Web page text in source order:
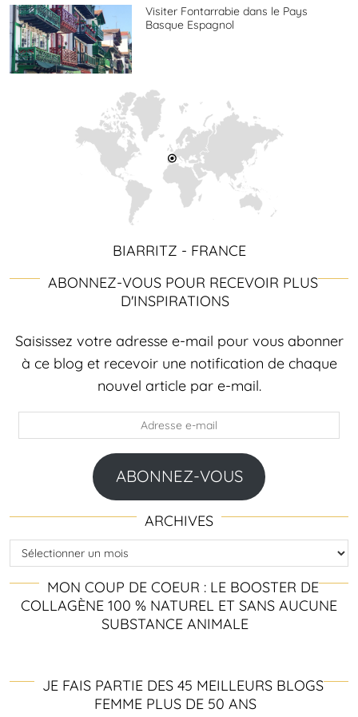
Visiter Fontarrabie dans le Pays
Basque Espagnol
BIARRITZ - FRANCE
ABONNEZ-VOUS POUR RECEVOIR PLUS
D'INSPIRATIONS
Saisissez votre adresse e-mail pour vous abonner
à ce blog et recevoir une notification de chaque
nouvel article par e-mail.
e-
ABONNEZ-VOUS
ARCHIVES
Archives
MON COUP DE COEUR : LE BOOSTER DE
COLLAGÈNE 100 % NATUREL ET SANS AUCUNE
SUBSTANCE ANIMALE
JE FAIS PARTIE DES 45 MEILLEURS BLOGS
FEMME PLUS DE 50 ANS